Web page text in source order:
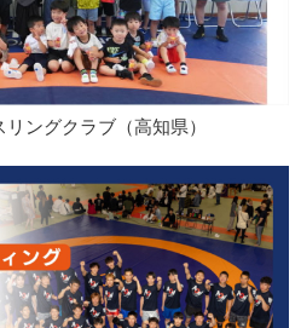
ングクラブ（高知県）